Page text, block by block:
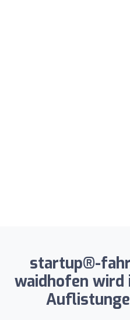
startup®-
waidhofen wird